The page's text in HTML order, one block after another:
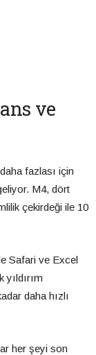
ve
fazlası için
M4, dört
çekirdeği ile 10
Safari ve Excel
daha hızlı
her şeyi son